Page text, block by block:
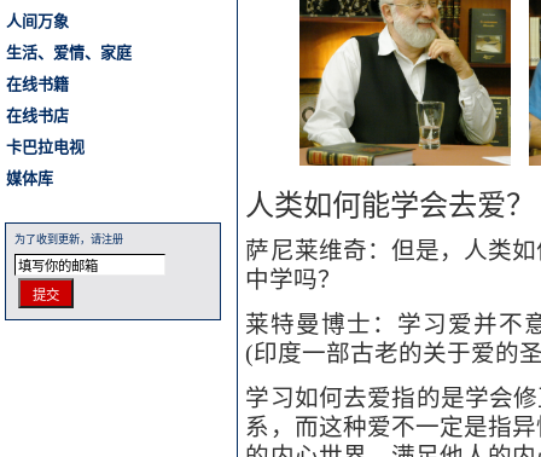
人类如何能学会去爱？
萨尼莱维奇：但是，人类
中学吗？
莱特曼博士：学习爱并不
(印度一部古老的关于爱的
学习如何去爱指的是学会
系，而这种爱不一定是指
人间万象
生活、爱情、家庭
在线书籍
在线书店
卡巴拉电视
媒体库
为了收到更新，请注册